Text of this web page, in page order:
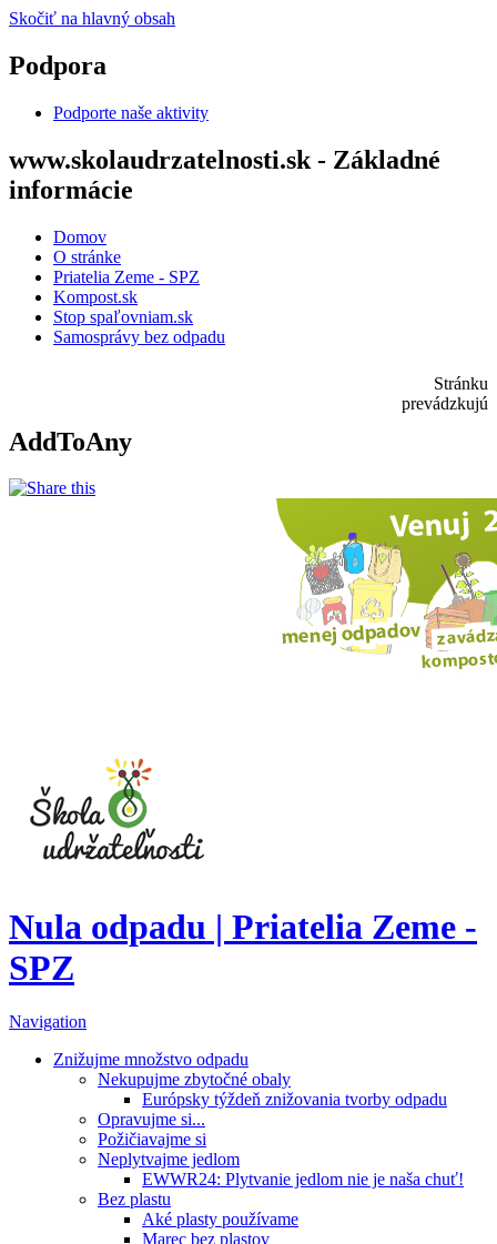
Skočiť na hlavný obsah
Podpora
Podporte naše aktivity
www.skolaudrzatelnosti.sk - Základné
informácie
Domov
O stránke
Priatelia Zeme - SPZ
Kompost.sk
Stop spaľovniam.sk
Samosprávy bez odpadu
Stránku
prevádzkujú
AddToAny
Nula odpadu | Priatelia Zeme -
SPZ
Navigation
Znižujme množstvo odpadu
Nekupujme zbytočné obaly
Európsky týždeň znižovania tvorby odpadu
Opravujme si...
Požičiavajme si
Neplytvajme jedlom
EWWR24: Plytvanie jedlom nie je naša chuť!
Bez plastu
Aké plasty používame
Marec bez plastov